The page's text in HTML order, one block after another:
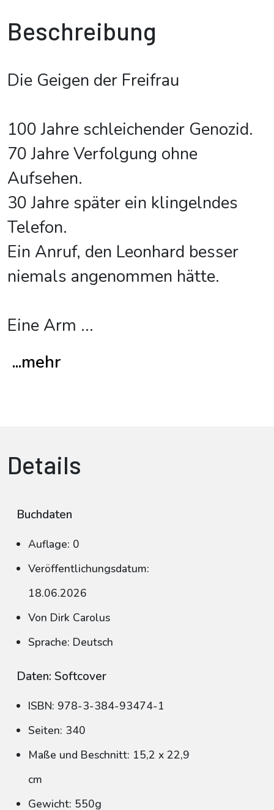
Beschreibung
Die Geigen der Freifrau
100 Jahre schleichender Genozid.
70 Jahre Verfolgung ohne
Aufsehen.
30 Jahre später ein klingelndes
Telefon.
Ein Anruf, den Leonhard besser
niemals angenommen hätte.
Eine Arm ...
...mehr
Details
Buchdaten
Auflage: 0
Veröffentlichungsdatum:
18.06.2026
Von Dirk Carolus
Sprache: Deutsch
Daten: Softcover
ISBN: 978-3-384-93474-1
Seiten: 340
Maße und Beschnitt: 15,2 x 22,9
cm
Gewicht: 550g